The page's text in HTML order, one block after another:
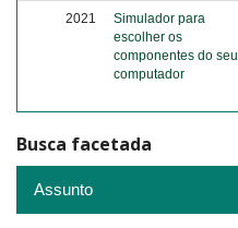
2021
Simulador para
escolher os
componentes do seu
computador
Busca facetada
Assunto